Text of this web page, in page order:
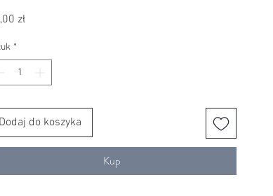
złCena
*
Dodaj do koszyka
Kup